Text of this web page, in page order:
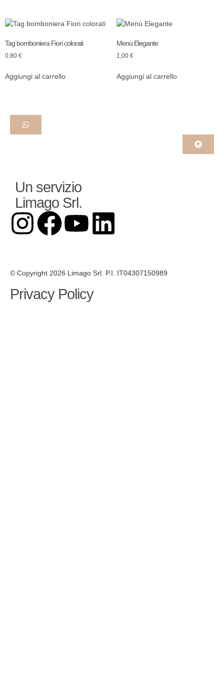
Tag bomboniera Fiori colorati
0,80 €
Aggiungi al carrello
Menù Elegante
1,00 €
Aggiungi al carrello
Un servizio
Limago Srl.
© Copyright 2026 Limago Srl. P.I. IT04307150989
Privacy Policy